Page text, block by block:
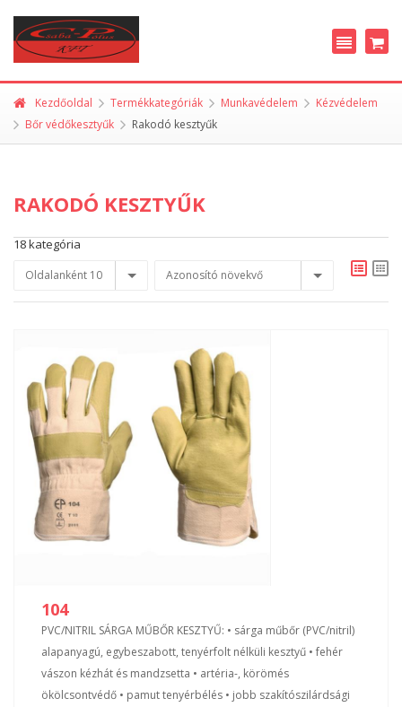
Kezdőoldal Termékkategóriák Munkavédelem
Kézvédelem
Bőr védőkesztyűk
Rakodó kesztyűk
RAKODÓ KESZTYŰK
18 kategória
Oldalanként 10 Azonosító növekvő
104
PVC/NITRIL SÁRGA MŰBŐR KESZTYŰ: • sárga műbőr (PVC/nitril)
alapanyagú, egybeszabott, tenyérfolt nélküli kesztyű • fehér
vászon kézhát és mandzsetta • artéria-, körömés
ökölcsontvédő • pamut tenyérbélés • jobb szakítószilárdsági